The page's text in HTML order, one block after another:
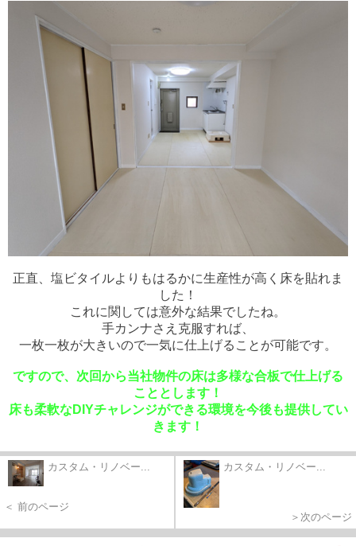
正直、塩ビタイルよりもはるかに生産性が高く床を貼れま
した！
これに関しては意外な結果でしたね。
手カンナさえ克服すれば、
一枚一枚が大きいので一気に仕上げることが可能です。
ですので、次回から当社物件の床は多様な合板で仕上げる
こととします！
床も柔軟なDIYチャレンジができる環境を今後も提供してい
きます！
カスタム・リノベー...
＜ 前のページ
カスタム・リノベー...
＞次のページ